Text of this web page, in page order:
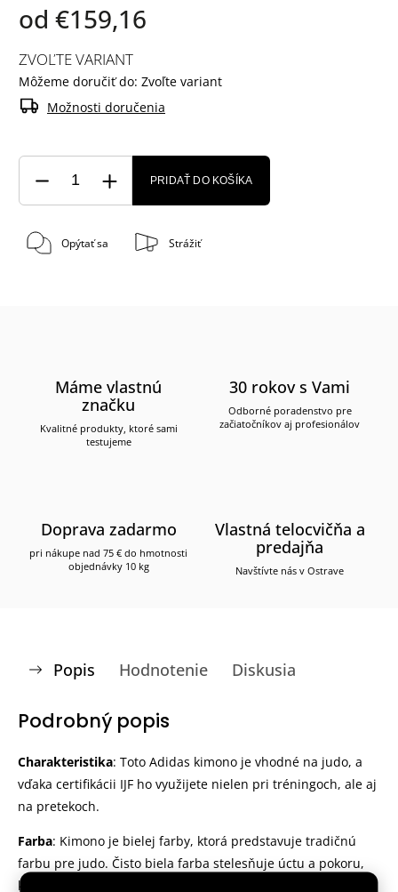
od €159,16
ZVOĽTE VARIANT
Môžeme doručiť do: Zvoľte variant
Možnosti doručenia
PRIDAŤ DO KOŠÍKA
Opýtať sa Strážiť
Máme vlastnú
značku
Kvalitné produkty, ktoré sami
testujeme
30 rokov s Vami
Odborné poradenstvo pre
začiatočníkov aj profesionálov
Doprava zadarmo
pri nákupe nad 75 € do hmotnosti
objednávky 10 kg
Vlastná telocvičňa a
predajňa
Navštívte nás v Ostrave
Popis Hodnotenie Diskusia
Podrobný popis
Charakteristika: Toto Adidas kimono je vhodné na judo, a
vďaka certifikácii IJF ho využijete nielen pri tréningoch, ale aj
na pretekoch.
Farba: Kimono je bielej farby, ktorá predstavuje tradičnú
farbu pre judo. Čisto biela farba stelesňuje úctu a pokoru,
ktorú si cvičenci juda vážia. Keď nosíte toto kimono, nosíte